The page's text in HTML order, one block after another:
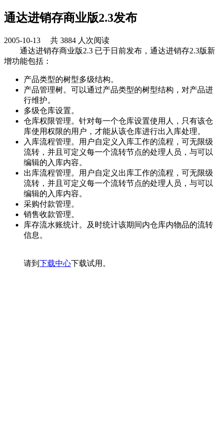
通达进销存商业版2.3发布
2005-10-13 共 3884 人次阅读
通达进销存商业版2.3 已于日前发布，通达进销存2.3版新
增功能包括：
产品类型的树型多级结构。
产品管理树。可以通过产品类型的树型结构，对产品进
行维护。
多级仓库设置。
仓库权限管理。针对每一个仓库设置使用人，只有该仓
库使用权限的用户，才能从该仓库进行出入库处理。
入库流程管理。用户自定义入库工作的流程，可无限级
流转，并且可定义每一个流转节点的处理人员，与可以
编辑的入库内容。
出库流程管理。用户自定义出库工作的流程，可无限级
流转，并且可定义每一个流转节点的处理人员，与可以
编辑的入库内容。
采购付款管理。
销售收款管理。
库存流水账统计。及时统计该期间内仓库内物品的流转
信息。
请到 下载中心下载试用。